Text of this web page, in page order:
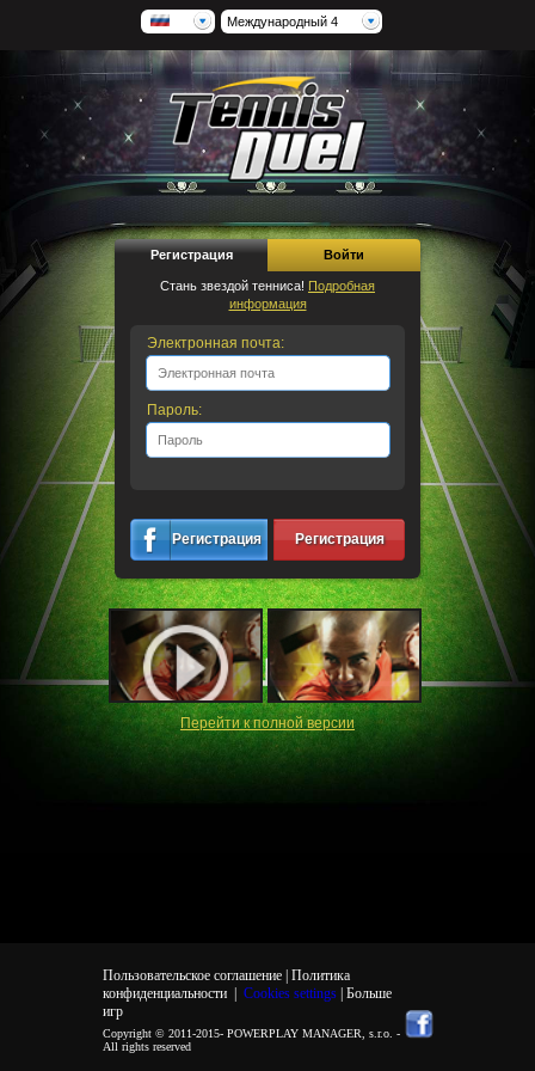
Международный 4
Регистрация Войти
Стань звездой тенниса! Подробная
информация
Электронная почта:
Пароль:
Регистрация Регистрация
Перейти к полной версии
Пользовательское соглашение | Политика
конфиденциальности| Cookies settings
| Больше
игр
Copyright © 2011-2015- POWERPLAY MANAGER, s.r.o. -
All rights reserved